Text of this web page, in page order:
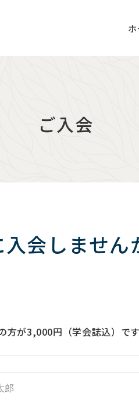
ご入会
会しません
が3,000円（学会誌込）です